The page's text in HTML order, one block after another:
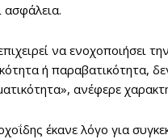
ασφάλεια.
να ενοχοποιήσει
ή παραβατικότητα,
ανέφερε
έκανε λόγο για